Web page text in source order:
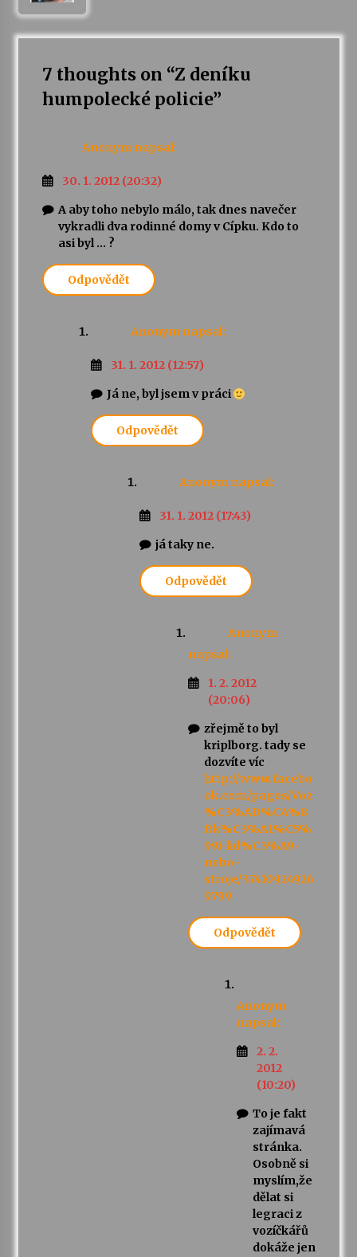
7 thoughts on “Z deníku
humpolecké policie”
Anonym napsal:
30. 1. 2012 (20:32)
A aby toho nebylo málo, tak dnes navečer
vykradli dva rodinné domy v Cípku. Kdo to
asi byl … ?
Odpovědět
Anonym napsal:
31. 1. 2012 (12:57)
Já ne, byl jsem v práci
Odpovědět
Anonym napsal:
31. 1. 2012 (17:43)
já taky ne.
Odpovědět
Anonym
napsal:
1. 2. 2012
(20:06)
zřejmě to byl
kriplborg. tady se
dozvíte víc
http://www.facebo
ok.com/pages/Voz
%C3%AD%C4%8
Dk%C3%A1%C5%
99i-lid%C3%A9-
nebo-
stroje/37410924926
9799
Odpovědět
Anonym
napsal:
2. 2.
2012
(10:20)
To je fakt
zajímavá
stránka.
Osobně si
myslím,že
dělat si
legraci z
vozíčkářů
dokáže jen